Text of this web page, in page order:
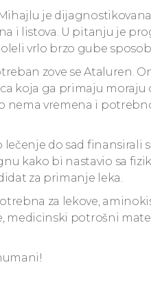
je
i listova. U pitanju je
vrlo brzo gube
zove se Ataluren.
koja ga primaju
nema vremena i
do sad finansirali
kako bi nastavio sa
za primanje leka.
za lekove,
medicinski potrošni